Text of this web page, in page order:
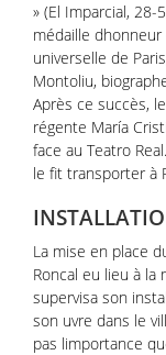
» (El Imparcial,
médaille
universelle de
Montoliu,
Après ce succès,
régente María
face au Teatro
le fit transporter à
La mise en place
Roncal eu lieu à
supervisa son
son uvre dans le
pas limportance